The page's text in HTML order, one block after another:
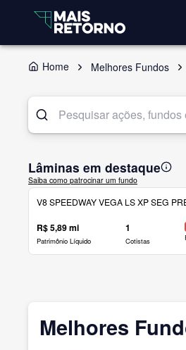
Home Melhores Fundos
Lâminas em destaque
Saiba como patrocinar um fundo
V8 SPEEDWAY VEGA LS XP SEG
R$ 5,89 mi
Patrimônio Líquido
1
Cotistas
Melhores